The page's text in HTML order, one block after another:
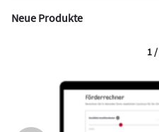
Neue Produkte
1